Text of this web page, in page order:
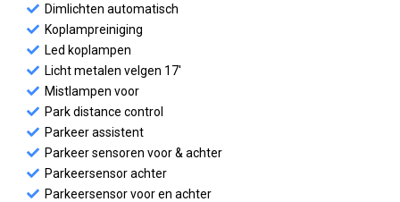
Dimlichten automatisch
Koplampreiniging
Led koplampen
Licht metalen velgen 17'
Mistlampen voor
Park distance control
Parkeer assistent
Parkeer sensoren voor & achter
Parkeersensor achter
Parkeersensor voor en achter